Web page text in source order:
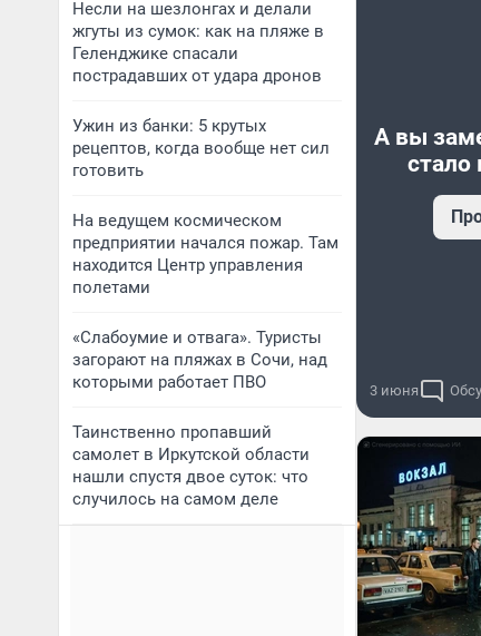
Несли на шезлонгах и делали
жгуты из сумок: как на пляже в
Геленджике спасали
пострадавших от удара дронов
Ужин из банки: 5 крутых
рецептов, когда вообще нет сил
готовить
На ведущем космическом
предприятии начался пожар. Там
находится Центр управления
полетами
«Слабоумие и отвага». Туристы
загорают на пляжах в Сочи, над
которыми работает ПВО
Таинственно пропавший
самолет в Иркутской области
нашли спустя двое суток: что
случилось на самом деле
А вы
стало
3 июня